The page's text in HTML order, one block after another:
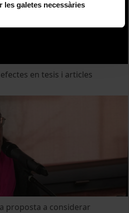
les galetes necessàries
en tesis i articles
proposta a considerar